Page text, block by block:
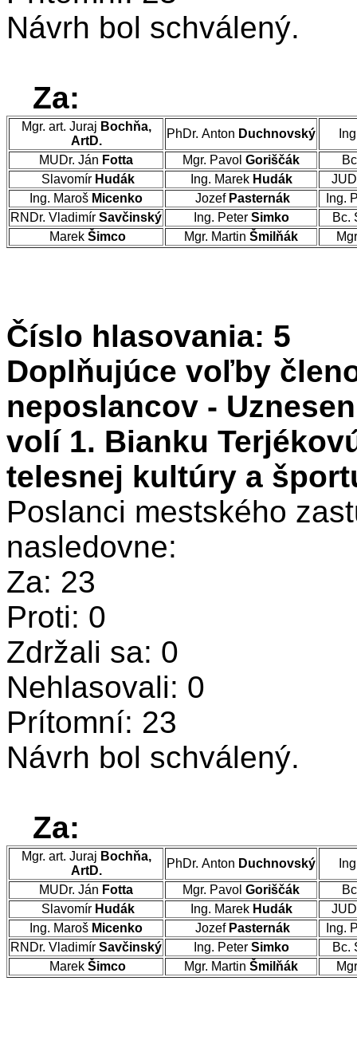
Návrh bol schválený.
Za:
Mgr. art. Juraj Bochňa,
ArtD.
PhDr. Anton Duchnovský
MUDr. Ján Fotta Mgr. Pavol Goriščák
Slavomír Hudák Ing. Marek Hudák
Ing. Maroš Micenko Jozef Pasternák
Ing.
RNDr. Vladimír Savčinský Ing. Peter Simko
Bc.
Marek Šimco Mgr. Martin Šmilňák
Číslo hlasovania: 5
Doplňujúce voľby
neposlancov -
volí 1. Bianku
telesnej kultúry a
Poslanci mestského
nasledovne:
Za: 23
Proti: 0
Zdržali sa: 0
Nehlasovali: 0
Prítomní: 23
Návrh bol schválený.
Za:
Mgr. art. Juraj Bochňa,
ArtD.
PhDr. Anton Duchnovský
MUDr. Ján Fotta Mgr. Pavol Goriščák
Slavomír Hudák Ing. Marek Hudák
Ing. Maroš Micenko Jozef Pasternák
Ing.
RNDr. Vladimír Savčinský Ing. Peter Simko
Bc.
Marek Šimco Mgr. Martin Šmilňák